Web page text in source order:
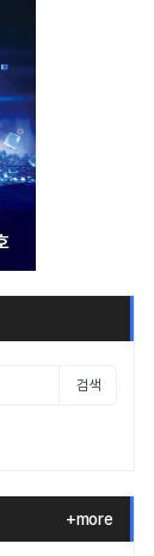
검색
+more